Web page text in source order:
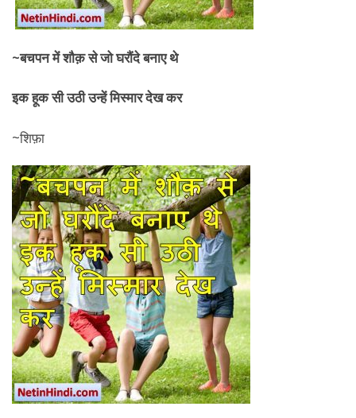
~बचपन में शौक़ से जो घरौंदे बनाए थे
इक हूक सी उठी उन्हें मिस्मार देख कर
~शिफ़ा